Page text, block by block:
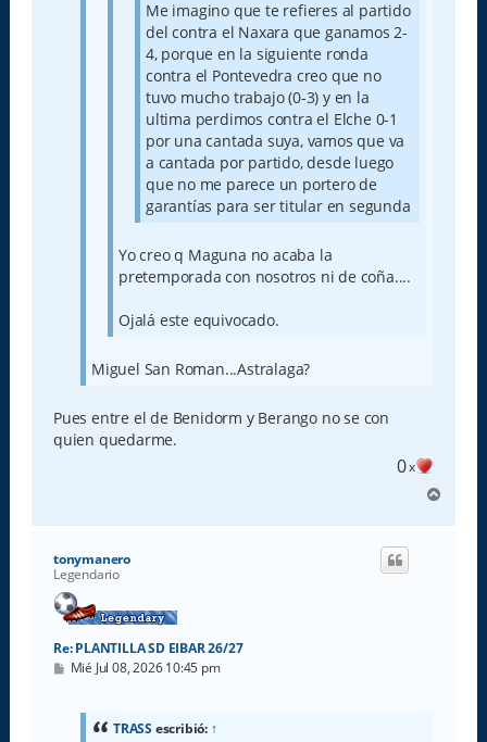
Me imagino que te refieres al partido
del contra el Naxara que ganamos 2-
4, porque en la siguiente ronda
contra el Pontevedra creo que no
tuvo mucho trabajo (0-3) y en la
ultima perdimos contra el Elche 0-1
por una cantada suya, vamos que va
a cantada por partido, desde luego
que no me parece un portero de
garantías para ser titular en segunda
Yo creo q Maguna no acaba la
pretemporada con nosotros ni de coña....
Ojalá este equivocado.
Miguel San Roman...Astralaga?
Pues entre el de Benidorm y Berango no se con
quien quedarme.
0x
r
tonymanero
Legendario
Re: PLANTILLA SD EIBAR 26/27
M
Mié Jul 08, 2026 10:45 pm
TRASS escribió: ↑